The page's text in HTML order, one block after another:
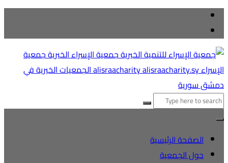
التجاوز
المحتوى
البحث
عن:
الصفحة الرئيسية
حول الجمعية